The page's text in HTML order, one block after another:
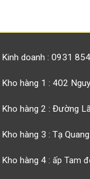
Kinh doanh : 0931
Kho hàng 1 : 402
Kho hàng 2 : Đường
Kho hàng 3 : Tạ
Kho hàng 4 : ấp Tam